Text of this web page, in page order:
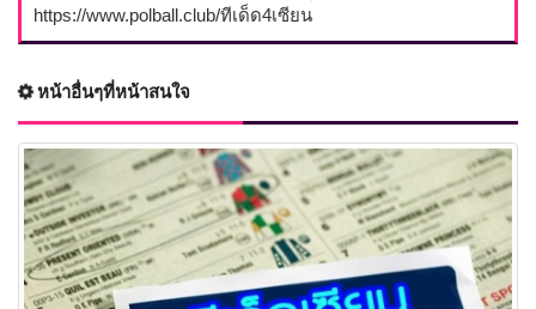
https://www.polball.club/ทีเด็ด4เซียน
หน้าอื่นๆที่หน้าสนใจ